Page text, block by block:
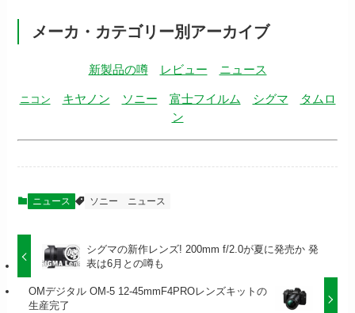
メーカ・カテゴリー別アーカイブ
新製品の噂 レビュー ニュース
ニコン キヤノン ソニー 富士フイルム シグマ
タムロ
ン
ニュース ソニー ニュース
シグマの新作レンズ! 200mm f/2.0が夏に発売か 発
表は6月との噂も
OMデジタル OM-5 12-45mmF4PROレンズキットの
生産完了